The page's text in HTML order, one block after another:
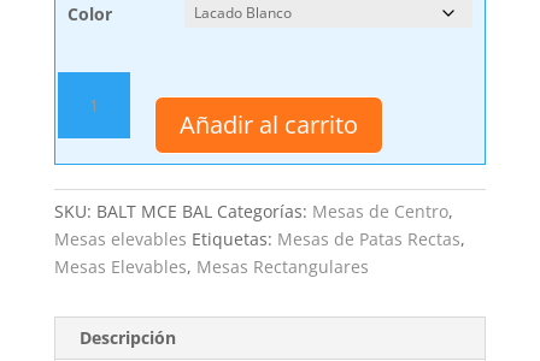
Color
Centro
Bal
Fija
o
Elevable
cantidad
Añadir al carrito
SKU: BALT MCE BAL Categorías: Mesas de Centro,
Mesas elevables Etiquetas: Mesas de Patas Rectas,
Mesas Elevables, Mesas Rectangulares
Descripción